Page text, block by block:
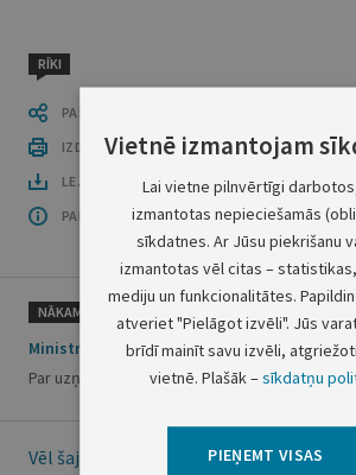
RĪKI
PASTĀSTI CITIEM
IZDRUKĀT PUBLIKĀCIJU
LEJUPLĀDĒT LAIDIENU (PDF)
PAR OFICIĀLO IZDEVUMU
NĀKAMAIS
Ministru kabineta rīkojums Nr.75
Par uzņemšanu Latvijas pilsonībā
Vēl šajā numurā
Vietnē izmantojam
Lai vietne pilnvērtīgi
izmantotas nepieciešamās
sīkdatnes. Ar Jūsu piekrišanu
izmantotas vēl citas –
mediju un funkcionalitātes.
atveriet "Pielāgot izvēli". Jūs
brīdī mainīt savu izvēli,
vietnē. Plašāk –sīkdatņu
PIEŅEMT VISAS